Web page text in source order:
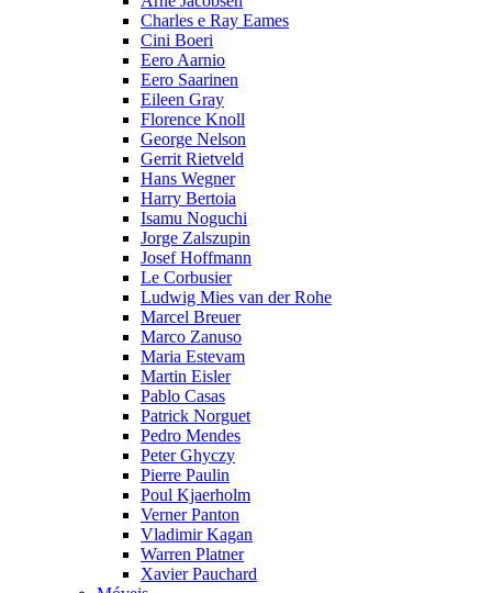
Charles e Ray Eames
Cini Boeri
Eero Aarnio
Eero Saarinen
Eileen Gray
Florence Knoll
George Nelson
Gerrit Rietveld
Hans Wegner
Harry Bertoia
Isamu Noguchi
Jorge Zalszupin
Josef Hoffmann
Le Corbusier
Ludwig Mies van der Rohe
Marcel Breuer
Marco Zanuso
Maria Estevam
Martin Eisler
Pablo Casas
Patrick Norguet
Pedro Mendes
Peter Ghyczy
Pierre Paulin
Poul Kjaerholm
Verner Panton
Vladimir Kagan
Warren Platner
Xavier Pauchard